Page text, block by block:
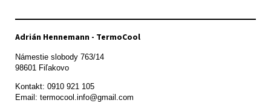
Adrián Hennemann - TermoCool
Námestie slobody 763/14
98601 Fiľakovo
Kontakt: 0910 921 105
Email: termocool.info@gmail.com